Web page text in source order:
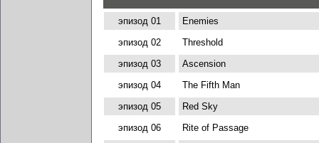
эпизод 01
Enemies
эпизод 02
Threshold
эпизод 03
Ascension
эпизод 04
The Fifth Man
эпизод 05
Red Sky
эпизод 06
Rite of Passage